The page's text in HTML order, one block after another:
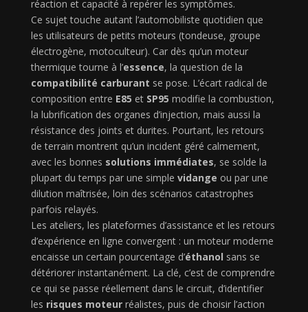
réaction et capacité à repérer les symptômes.
Ce sujet touche autant l’automobiliste quotidien que
les utilisateurs de petits moteurs (tondeuse, groupe
électrogène, motoculteur). Car dès qu’un moteur
thermique tourne à l’essence, la question de la
compatibilité carburant se pose. L’écart radical de
composition entre E85 et SP95 modifie la combustion,
la lubrification des organes d’injection, mais aussi la
résistance des joints et durites. Pourtant, les retours
de terrain montrent qu’un incident géré calmement,
avec les bonnes solutions immédiates, se solde la
plupart du temps par une simple vidange ou par une
dilution maîtrisée, loin des scénarios catastrophes
parfois relayés.
Les ateliers, les plateformes d’assistance et les retours
d’expérience en ligne convergent : un moteur moderne
encaisse un certain pourcentage d’éthanol sans se
détériorer instantanément. La clé, c’est de comprendre
ce qui se passe réellement dans le circuit, d’identifier
les risques moteurréalistes, puis de choisir l’action